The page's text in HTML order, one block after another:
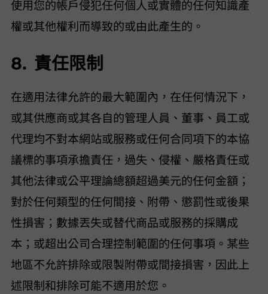
使用您的帳戶侵犯任何個人或實體的任何知識產
權或其他權利而導致的或由此產生的。
8. 責任限制
在適用法律允許的最大範圍內，在任何情況下，VIDEOHUNTER
或其供應商或其各自的管理人員、董事、員工或
代理均不對本網站或服務或任何合同項下的本協
議標的事項承擔責任，過失、侵權、嚴格責任或
其他法律或公平理論 (I) 總額超過 100 美元的任何金額； (II)
對於任何類型的任何間接、附帶、懲罰性或後果
性損害； (III) 數據丟失或替代商品或服務的採購成
本；或 (IV) 超出公司合理控制範圍的任何事項。某些
地區不允許排除或限製附帶或間接損害，因此上
述限制和排除可能不適用於您。